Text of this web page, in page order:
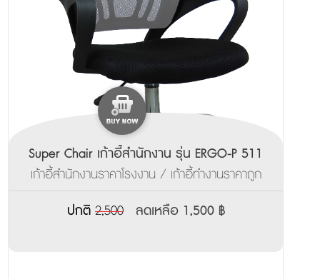
Super Chair เก้าอี้สำนักงาน รุ่น ERGO-P 511
เก้าอี้สำนักงานราคาโรงงาน / เก้าอี้ทำงานราคาถูก
ปกติ 2,500 ลดเหลือ 1,500 ฿